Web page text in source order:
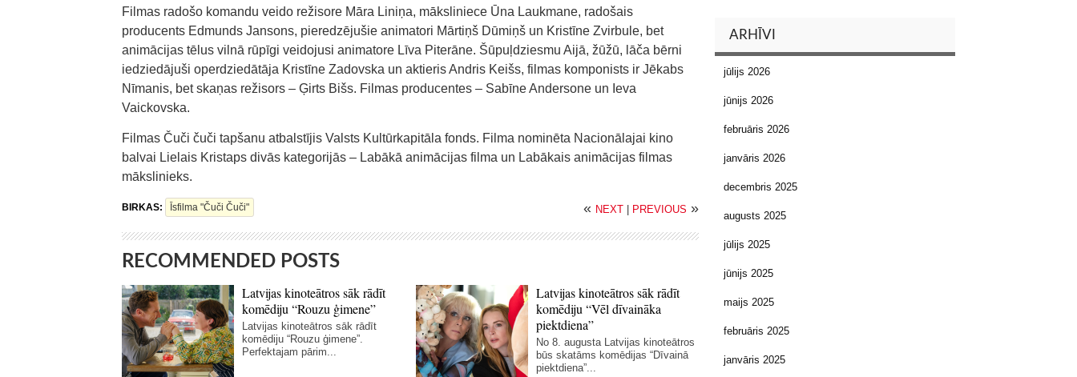
Filmas radošo komandu veido režisore Māra Liniņa, māksliniece Ūna Laukmane, radošais
producents Edmunds Jansons, pieredzējušie animatori Mārtiņš Dūmiņš un Kristīne Zvirbule, bet
animācijas tēlus vilnā rūpīgi veidojusi animatore Līva Piterāne. Šūpuļdziesmu Aijā, žūžū, lāča bērni
iedziedājuši operdziedātāja Kristīne Zadovska un aktieris Andris Keišs, filmas komponists ir Jēkabs
Nīmanis, bet skaņas režisors – Ģirts Bišs. Filmas producentes – Sabīne Andersone un Ieva
Vaickovska.
Filmas Čuči čuči tapšanu atbalstījis Valsts Kultūrkapitāla fonds. Filma nominēta Nacionālajai kino
balvai Lielais Kristaps divās kategorijās – Labākā animācijas filma un Labākais animācijas filmas
mākslinieks.
BIRKAS: Īsfilma "Čuči Čuči" « NEXT | PREVIOUS »
RECOMMENDED POSTS
Latvijas kinoteātros sāk rādīt
komēdiju “Rouzu ģimene”
Latvijas kinoteātros sāk rādīt
komēdiju “Rouzu ģimene”.
Perfektajam pārim...
Latvijas kinoteātros sāk rādīt
komēdiju “Vēl dīvaināka
piektdiena”
No 8. augusta Latvijas kinoteātros
būs skatāms komēdijas “Dīvainā
piektdiena”...
ARHĪVI
jūlijs 2026
jūnijs 2026
februāris 2026
janvāris 2026
decembris 2025
augusts 2025
jūlijs 2025
jūnijs 2025
maijs 2025
februāris 2025
janvāris 2025